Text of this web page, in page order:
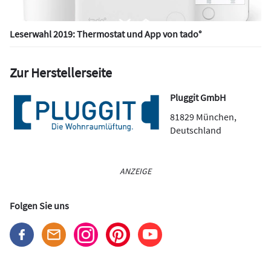
Leserwahl 2019: Thermostat und App von tado°
Zur Herstellerseite
Pluggit GmbH
81829 München,
Deutschland
ANZEIGE
Folgen Sie uns